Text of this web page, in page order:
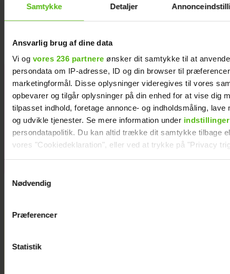
Samtykke Detaljer
Ansvarlig brug af dine data
Vi og vores 236 partnere ønsker dit samtykke til at
persondata om IP-adresse, ID og din browser til
marketingformål. Disse oplysninger videregives til vores
opbevarer og tilgår oplysninger på din enhed for at vise dig
tilpasset indhold, foretage annonce- og indholdsmåling, lave
og udvikle tjenester. Se mere information under indstillinger
persondatapolitik. Du kan altid trække dit samtykke tilbage
vores "Cookiedeklaration", eller ved at trykke på "Privacy
Vi anvender egne cookies og cookies fra tredjeparter til at
generere statistik og huske dine præferencer samt til brug
Nødvendig
Præferencer
Statistik
"Årgang 0"-stjerne indlagt: Deler nyt efter
Med i
“Robinson”: Er
hun Jeppe
Ølgaards
kæreste?